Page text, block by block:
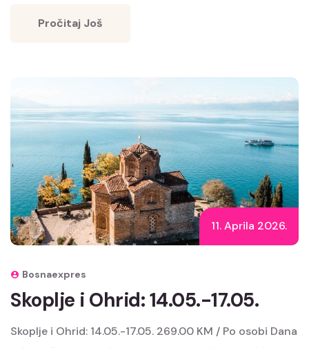
Pročitaj Još
11. Aprila 2026.
Bosnaexpres
Skoplje i Ohrid: 14.05.-17.05.
Skoplje i Ohrid: 14.05.-17.05. 269.00 KM / Po osobi Dana